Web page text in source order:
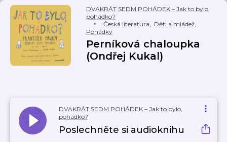
DVAKRÁT SEDM POHÁDEK – Jak to bylo,
pohádko?
Česká literatura, Děti a mládež,
Pohádky
Perníková chaloupka
(Ondřej Kukal)
DVAKRÁT SEDM POHÁDEK – Jak to bylo,
pohádko?
Poslechněte si audioknihu